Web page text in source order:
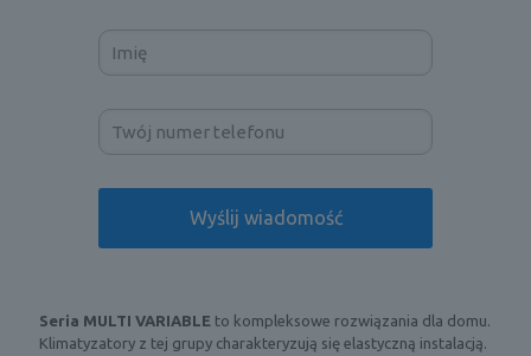
Seria MULTI VARIABLE to kompleksowe rozwiązania dla domu.
Klimatyzatory z tej grupy charakteryzują się elastyczną instalacją.